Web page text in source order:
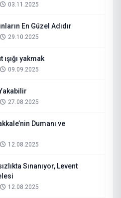
03.11.2025
En Güzel Adıdır
29.10.2025
ışığı yakmak
09.09.2025
27.08.2025
Dumanı ve
12.08.2025
12.08.2025